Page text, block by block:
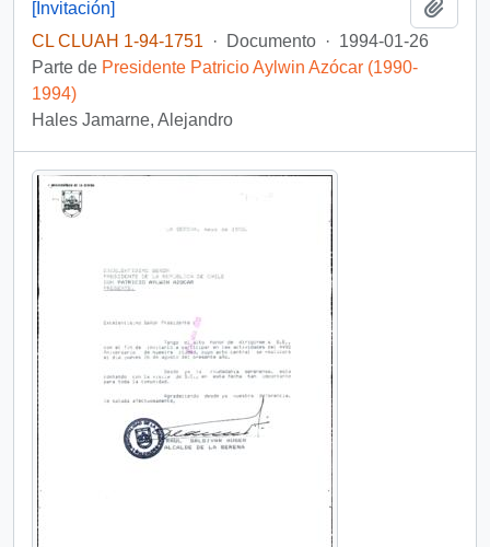
[Invitación]
CL CLUAH 1-94-1751
· Documento · 1994-01-26
Parte de Presidente Patricio Aylwin Azócar (1990-
1994)
Hales Jamarne, Alejandro